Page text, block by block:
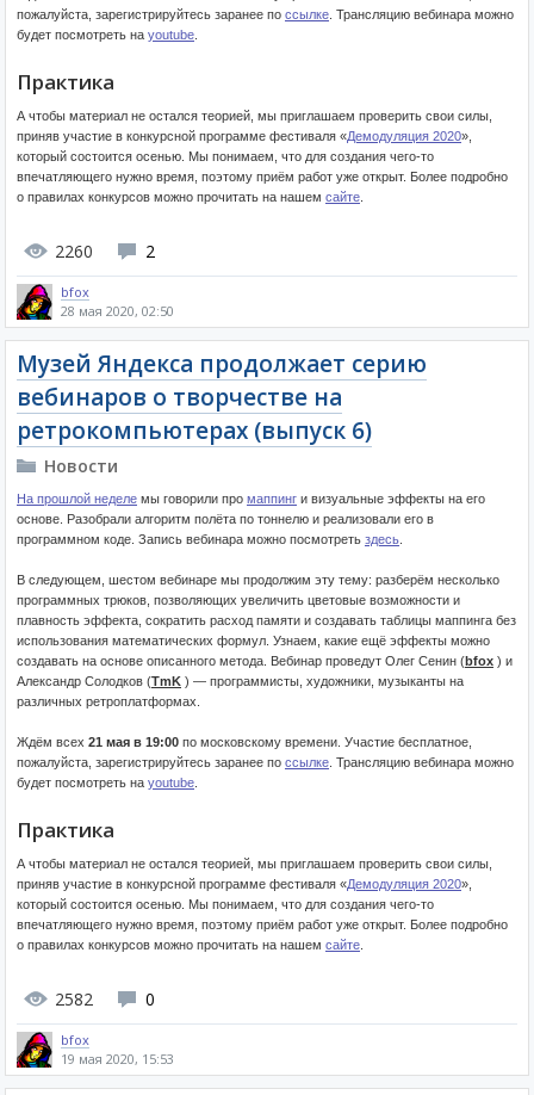
пожалуйста, зарегистрируйтесь заранее по ссылке . Трансляцию вебинара можно
будет посмотреть на youtube
Практика
А чтобы материал не остался теорией, мы приглашаем проверить свои силы,
приняв участие в конкурсной программе фестиваля «Демодуляция 2020»,
который состоится осенью. Мы понимаем, что для создания чего-то
впечатляющего нужно время, поэтому приём работ уже открыт. Более подробно
о правилах конкурсов можно прочитать на нашем сайте
2260 2
bfox
28 мая 2020, 02:50
Музей Яндекса продолжает серию
вебинаров о творчестве на
ретрокомпьютерах (выпуск 6)
Новости
На прошлой неделе мы говорили про маппинг и визуальные эффекты на его
основе. Разобрали алгоритм полёта по тоннелю и реализовали его в
программном коде. Запись вебинара можно посмотреть здесь
В следующем, шестом вебинаре мы продолжим эту тему: разберём несколько
программных трюков, позволяющих увеличить цветовые возможности и
плавность эффекта, сократить расход памяти и создавать таблицы маппинга без
использования математических формул. Узнаем, какие ещё эффекты можно
создавать на основе описанного метода. Вебинар проведут Олег Сенин (bfox ) и
Александр Солодков (TmK ) — программисты, художники, музыканты на
различных ретроплатформах.
Ждём всех 21 мая в 19:00 по московскому времени. Участие бесплатное,
пожалуйста, зарегистрируйтесь заранее по ссылке . Трансляцию вебинара можно
будет посмотреть на youtube
Практика
А чтобы материал не остался теорией, мы приглашаем проверить свои силы,
приняв участие в конкурсной программе фестиваля «Демодуляция 2020»,
который состоится осенью. Мы понимаем, что для создания чего-то
впечатляющего нужно время, поэтому приём работ уже открыт. Более подробно
о правилах конкурсов можно прочитать на нашем сайте
2582 0
bfox
19 мая 2020, 15:53